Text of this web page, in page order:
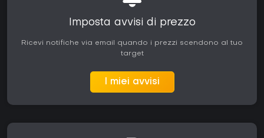
Imposta avvisi di prezzo
Ricevi notifiche via email quando i prezzi scendono al tuo
target
I miei avvisi